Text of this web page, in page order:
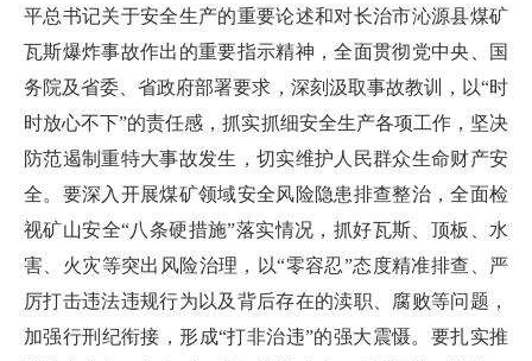
平总书记关于安全生产的重要论述和对长治市沁源县煤矿
瓦斯爆炸事故作出的重要指示精神，全面贯彻党中央、国
务院及省委、省政府部署要求，深刻汲取事故教训，以“时
时放心不下”的责任感，抓实抓细安全生产各项工作，坚决
防范遏制重特大事故发生，切实维护人民群众生命财产安
全。要深入开展煤矿领域安全风险隐患排查整治，全面检
视矿山安全“八条硬措施”落实情况，抓好瓦斯、顶板、水
害、火灾等突出风险治理，以“零容忍”态度精准排查、严
厉打击违法违规行为以及背后存在的渎职、腐败等问题，
加强行刑纪衔接，形成“打非治违”的强大震慑。要扎实推